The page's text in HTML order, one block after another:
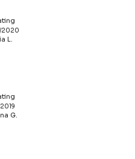
2020
L.
2019
G.